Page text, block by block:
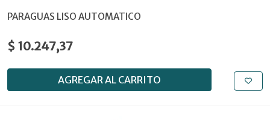
PARAGUAS LISO AUTOMATICO
$ 10.247,37
AGREGAR AL CARRITO